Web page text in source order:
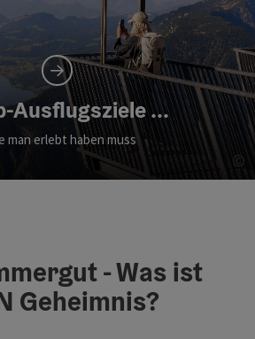
Ausflugsziele ...
man erlebt haben muss
©
- Was ist
Geheimnis?